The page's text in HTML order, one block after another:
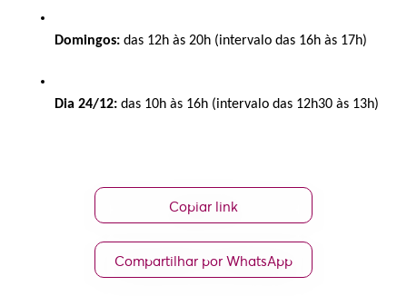
Domingos: das 12h às 20h (intervalo das 16h às 17h)
Dia 24/12: das 10h às 16h (intervalo das 12h30 às 13h)
Copiar link
Compartilhar por WhatsApp